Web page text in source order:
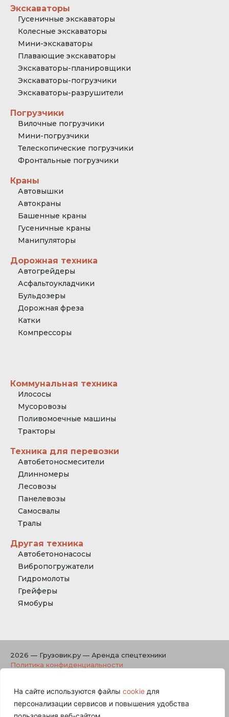
На сайте используются файлы cookie для
персонализации сервисов и повышения удобства
Экскаваторы
Гусеничные экскаваторы
Колесные экскаваторы
Мини-экскаваторы
Плавающие экскаваторы
Экскаваторы-планировщики
Экскаваторы-погрузчики
Экскаваторы-разрушители
Погрузчики
Вилочные погрузчики
Мини-погрузчики
Телескопические погрузчики
Фронтальные погрузчики
Краны
Автовышки
Автокраны
Башенные краны
Гусеничные краны
Манипуляторы
Дорожная техника
Автогрейдеры
Асфальтоукладчики
Бульдозеры
Дорожная фреза
Катки
Компрессоры
Коммунальная техника
Илососы
Мусоровозы
Поливомоечные машины
Тракторы
Техника для перевозки
Автобетоносмесители
Длинномеры
Лесовозы
Панелевозы
Самосвалы
Тралы
Другая техника
Автобетононасосы
Вибропогружатели
Гидромолоты
Грейферы
Ямобуры
2026 — Грузовик.ру — Аренда спецтехники
Политика конфиденциальности
На странице используются файлы cookies для
персонализации сервисов и повышения удобства
пользования веб-сайтом. «Cookie» представляют собой